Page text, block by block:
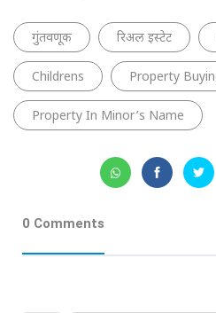
गुंतवणूक रिअल इस्टेट
Childrens Property
Property In Minor’s Name
0 Comments